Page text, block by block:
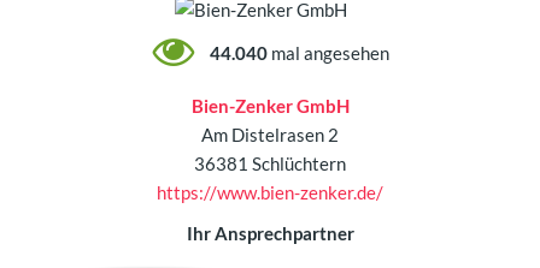
44.040mal angesehen
Bien-Zenker GmbH
Am Distelrasen 2
36381 Schlüchtern
https://www.bien-zenker.de/
Ihr Ansprechpartner